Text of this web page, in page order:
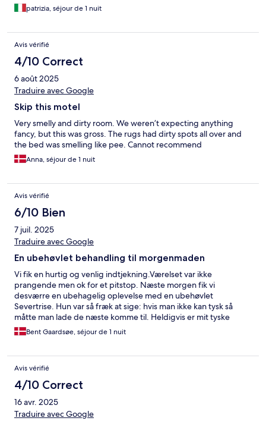
patrizia, séjour de 1 nuit
Avis vérifié
4/10 Correct
6 août 2025
Traduire avec Google
Skip this motel
Very smelly and dirty room. We weren’t expecting anything
fancy, but this was gross. The rugs had dirty spots all over and
the bed was smelling like pee. Cannot recommend
Anna, séjour de 1 nuit
Avis vérifié
6/10 Bien
7 juil. 2025
Traduire avec Google
En ubehøvlet behandling til morgenmaden
Vi fik en hurtig og venlig indtjekning.Værelset var ikke
prangende men ok for et pitstop. Næste morgen fik vi
desværre en ubehagelig oplevelse med en ubehøvlet
Severtrise. Hun var så fræk at sige: hvis man ikke kan tysk så
måtte man lade de næste komme til. Heldigvis er mit tyske
udemærket så jeg lod hende forstå at hun var gået over
grænsen, og at hun fremover skulle undlade sin måde at
og uvenlige menneske, håber at andre vil undgå morgenmaden
med hende som ansat.
Bent Gaardsøe, séjour de 1 nuit
Avis vérifié
4/10 Correct
16 avr. 2025
Traduire avec Google